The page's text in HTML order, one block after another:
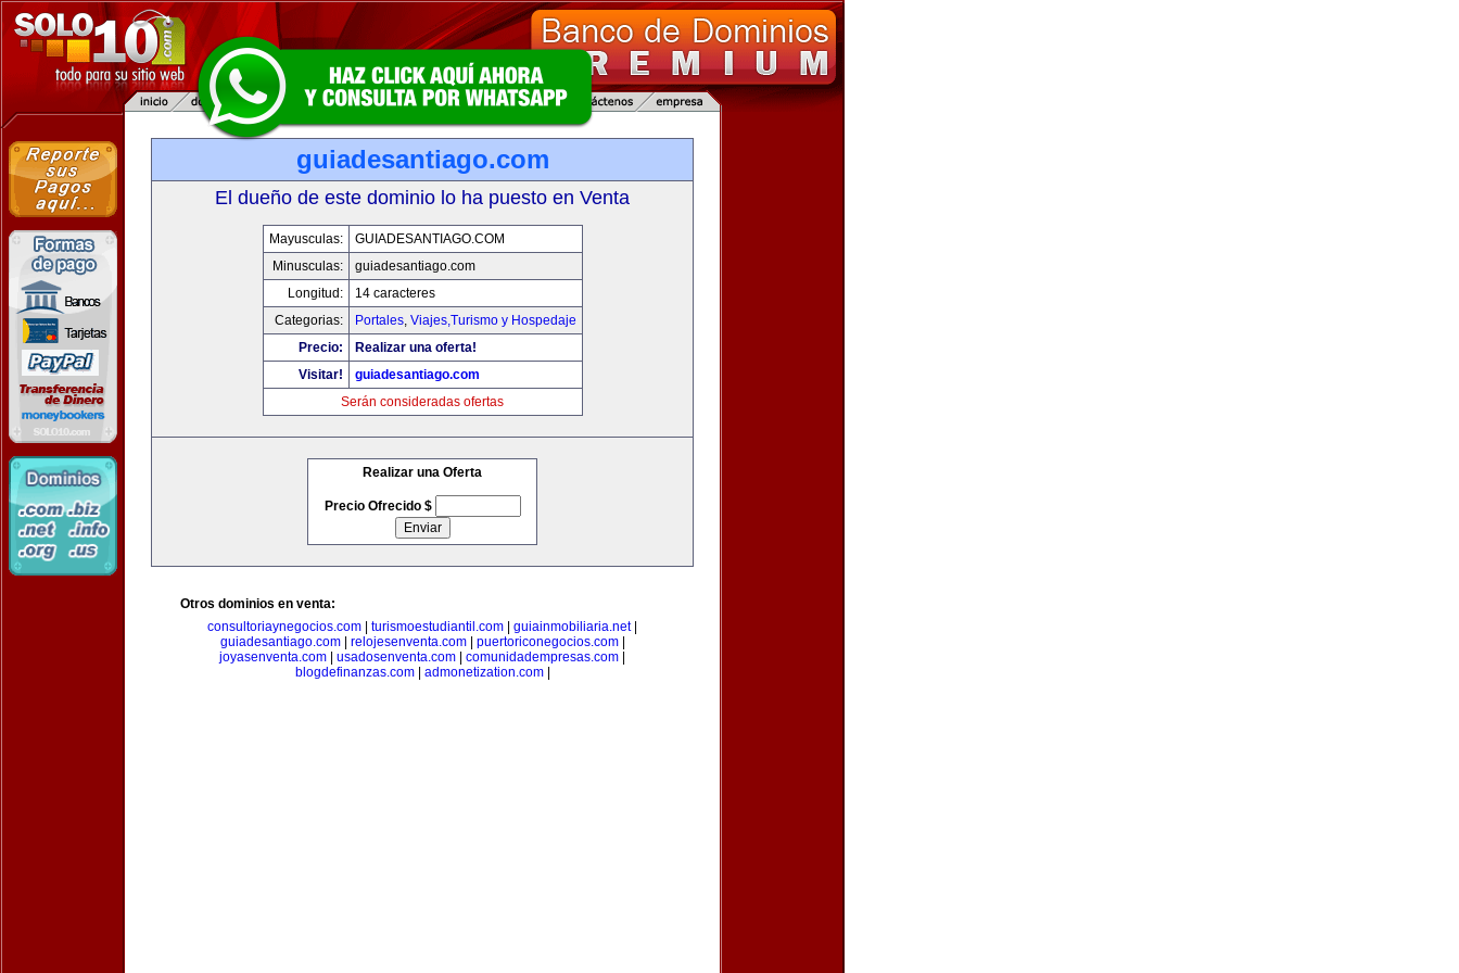
guiadesantiago.com
El dueño de este dominio lo ha puesto en Venta
Mayusculas:
GUIADESANTIAGO.COM
Minusculas:
guiadesantiago.com
Longitud:
14 caracteres
Categorias:
Portales, Viajes,Turismo y Hospedaje
Precio:
Realizar una oferta!
Visitar!
guiadesantiago.com
Serán consideradas ofertas
Realizar una Oferta
Precio Ofrecido $
Otros dominios en venta:
consultoriaynegocios.com
turismoestudiantil.com guiainmobiliaria.net|
guiadesantiago.com| relojesenventa.com| puertoriconegocios.com|
joyasenventa.com
usadosenventa.com comunidadempresas.com
blogdefinanzas.com| admonetization.com|